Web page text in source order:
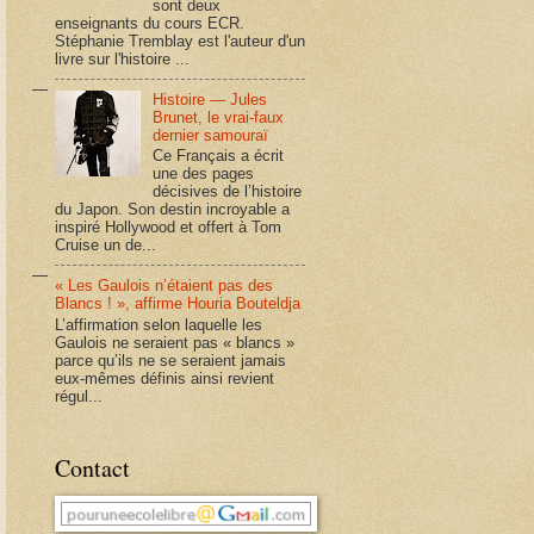
sont deux
enseignants du cours ECR.
Stéphanie Tremblay est l'auteur d'un
livre sur l'histoire ...
Histoire — Jules
Brunet, le vrai-faux
dernier samouraï
Ce Français a écrit
une des pages
décisives de l’histoire
du Japon. Son destin incroyable a
inspiré Hollywood et offert à Tom
Cruise un de...
« Les Gaulois n’étaient pas des
Blancs ! », affirme Houria Bouteldja
L’affirmation selon laquelle les
Gaulois ne seraient pas « blancs »
parce qu’ils ne se seraient jamais
eux-mêmes définis ainsi revient
régul...
Contact